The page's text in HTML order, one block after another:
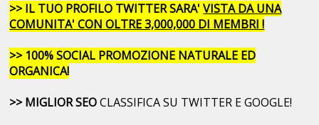
>> IL TUO PROFILO TWITTER SARA'VISTA DA UNA
COMUNITA' CON OLTRE 3,000,000 DI MEMBRI !
>> 100% SOCIAL PROMOZIONE NATURALE ED
ORGANICA!
>> MIGLIOR SEOCLASSIFICA SU TWITTER E GOOGLE!